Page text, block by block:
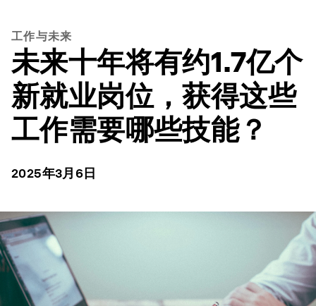
工作与未来
未来十年将有约1.7亿个
新就业岗位，获得这些
工作需要哪些技能？
2025年3月6日